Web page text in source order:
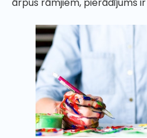
ārpus rāmjiem, pierādījums ir